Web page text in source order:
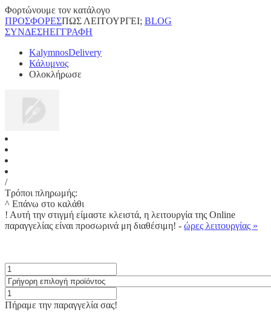
Φορτώνουμε τον κατάλογο
ΠΡΟΣΦΟΡΕΣΠΩΣ ΛΕΙΤΟΥΡΓΕΙ; BLOG
ΣΥΝΔΕΣΗΕΓΓΡΑΦΗ
KalymnosDelivery
Κάλυμνος
Ολοκλήρωσε
/
Τρόποι πληρωμής:
^ Επάνω στο καλάθι
! Αυτή την στιγμή είμαστε κλειστά, η λειτουργία της Online
παραγγελίας είναι προσωρινά μη διαθέσιμη! - ώρες λειτουργίας »
Πήραμε την παραγγελία σας!